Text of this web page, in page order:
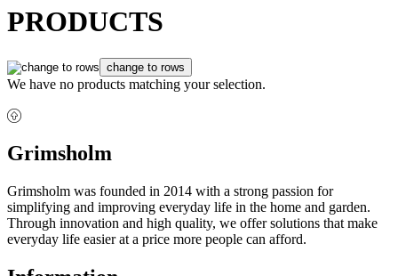
PRODUCTS
change to rows
We have no products matching your selection.
Grimsholm
Grimsholm was founded in 2014 with a strong passion for
simplifying and improving everyday life in the home and garden.
Through innovation and high quality, we offer solutions that make
everyday life easier at a price more people can afford.